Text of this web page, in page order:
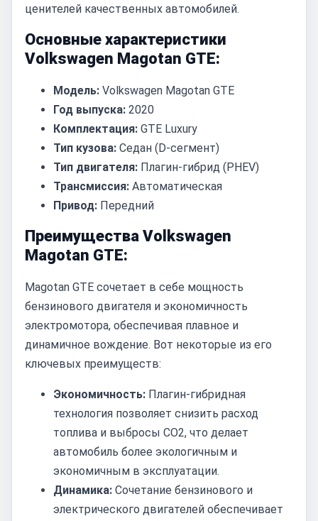
ценителей качественных автомобилей.
Основные характеристики
Volkswagen Magotan GTE:
Модель: Volkswagen Magotan GTE
Год выпуска: 2020
Комплектация: GTE Luxury
Тип кузова: Седан (D-сегмент)
Тип двигателя: Плагин-гибрид (PHEV)
Трансмиссия: Автоматическая
Привод: Передний
Преимущества Volkswagen
Magotan GTE:
Magotan GTE сочетает в себе мощность
бензинового двигателя и экономичность
электромотора, обеспечивая плавное и
динамичное вождение. Вот некоторые из его
ключевых преимуществ:
Экономичность: Плагин-гибридная
технология позволяет снизить расход
топлива и выбросы CO2, что делает
автомобиль более экологичным и
экономичным в эксплуатации.
Динамика: Сочетание бензинового и
электрического двигателей обеспечивает